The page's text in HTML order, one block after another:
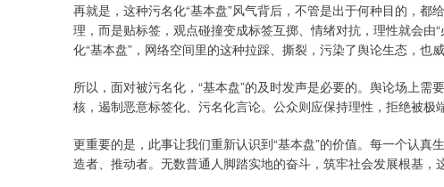
再就是，这种污名化“基本盘”风气背后，不管是出于何种目的，
理，而是贴标签，观点碰撞变成标签互掷、情绪对抗，理性就会由“
化“基本盘”，网络空间里的这种拉踩、撕裂，污染了舆论生态，也
所以，面对被污名化，“基本盘”的及时发声是必要的。舆论场上
核，遏制恶意标签化、污名化言论。公众则应保持理性，拒绝被极
更重要的是，此事让我们重新认识到“基本盘”的价值。每一个认真
造者、推动者。无数普通人脚踏实地的奋斗，筑牢社会发展根基，